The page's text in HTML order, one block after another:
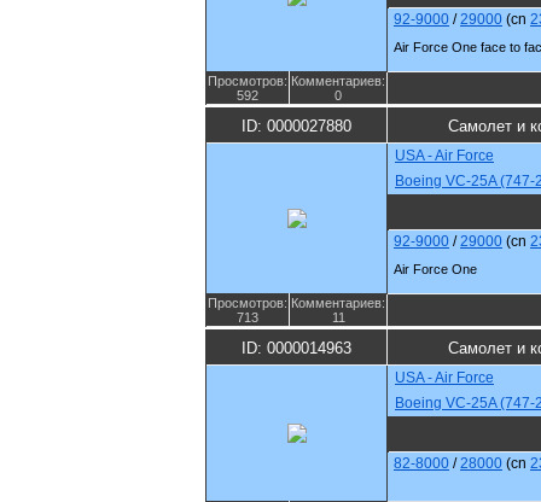
92-9000 /29000 (cn
Air Force One face to
Просмотров:
592
Комментариев:
0
ID: 0000027880 Самолет и
USA - Air Force
Boeing VC-25A (747-
92-9000 /29000 (cn
Air Force One
Просмотров:
713
Комментариев:
11
ID: 0000014963 Самолет и
USA - Air Force
Boeing VC-25A (747-
82-8000 /28000 (cn